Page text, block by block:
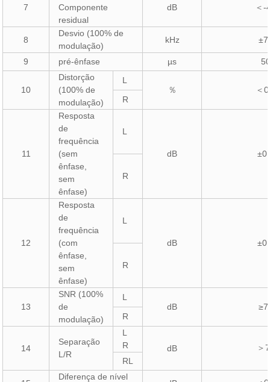
7
Componente
residual
dB ＜-
8
Desvio (100% de
modulação)
kHz
9 pré-ênfase µs 50
10
Distorção
(100% de
modulação)
L
％ ＜
R
11
Resposta
de
frequência
(sem
ênfase,
sem
ênfase)
L
dB
R
12
Resposta
de
frequência
(com
ênfase,
sem
ênfase)
L
dB
R
13
SNR (100%
de
modulação)
L
dB
R
14
Separação
L/R
L
R
dB ＞
RL
Diferença de nível